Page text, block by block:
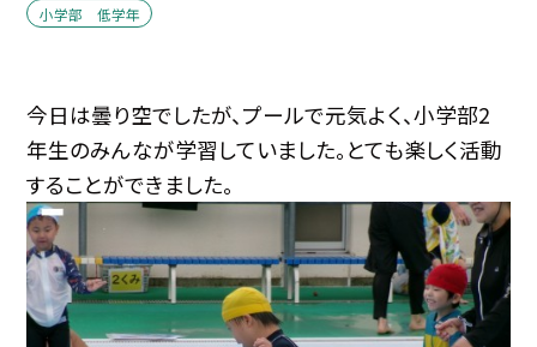
小学部 低学年
今日は曇り空でしたが、プールで元気よく、小学部2
年生のみんなが学習していました。とても楽しく活動
することができました。